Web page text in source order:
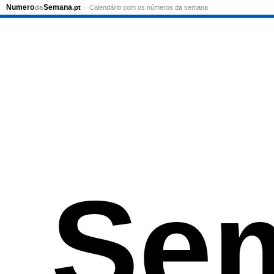
NumerodaSemana.pt Calendário com os números da semana